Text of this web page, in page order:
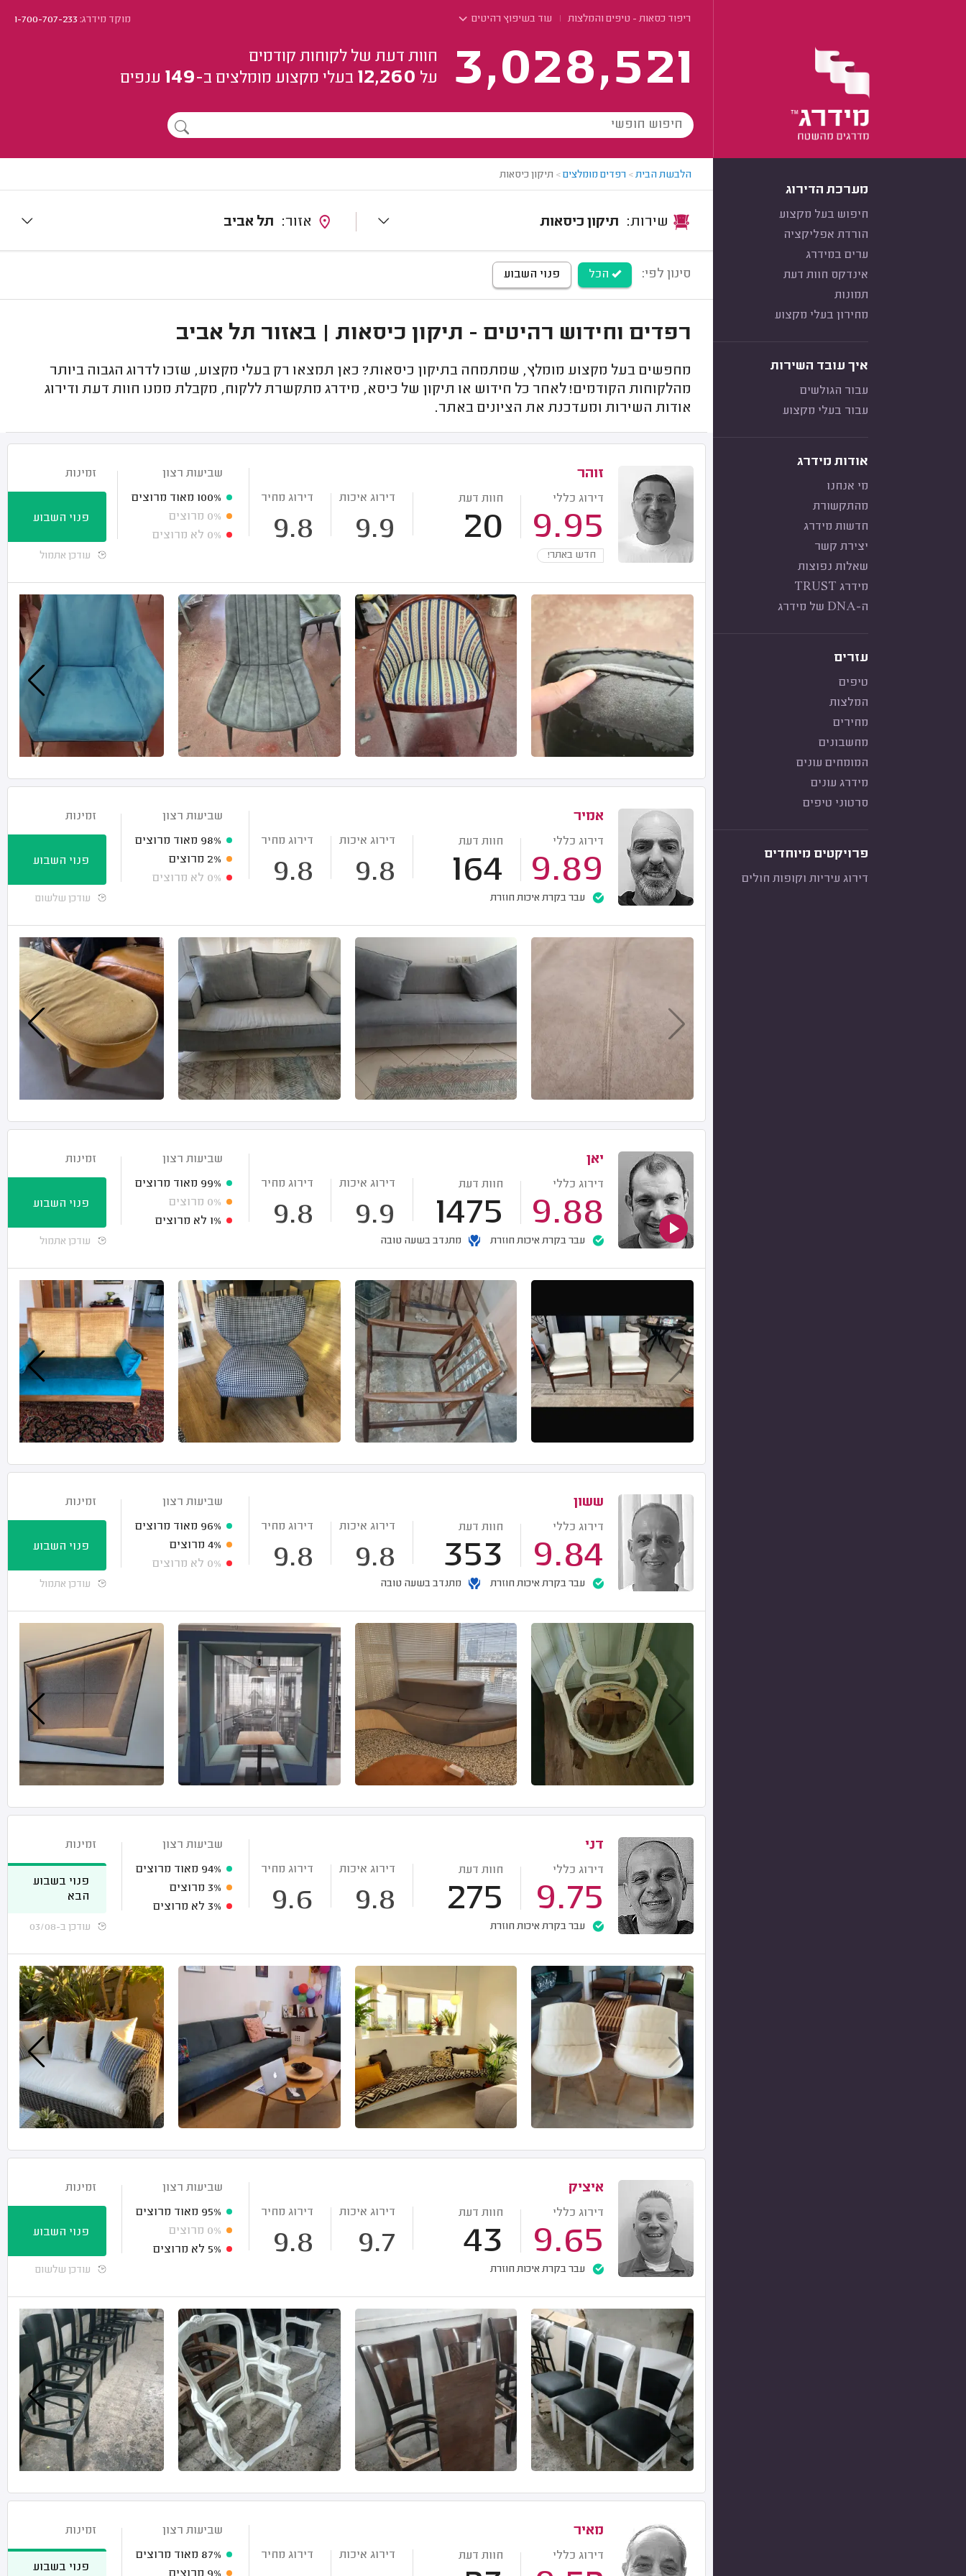
ריפוד כסאות - טיפים והמלצות עוד בשיפוץ רהיטים מוקד מידרג:1-700-707-233
3,028,521
חוות דעת של לקוחות קודמים
על 12,260 בעלי מקצוע מומלצים ב-149 ענפים
מערכת הדירוג
חיפוש בעל מקצוע
הורדת אפליקציה
ערים במידרג
אינדקס חוות דעת
תמונות
מחירון בעלי מקצוע
איך עובד השירות
עבור הגולשים
עבור בעלי מקצוע
אודות מידרג
מי אנחנו
מהתקשורת
חדשות מידרג
יצירת קשר
שאלות נפוצות
מידרג TRUST
ה-DNA של מידרג
עזרים
טיפים
המלצות
מחירים
מחשבונים
המומחים עונים
מידרג עונים
סרטוני טיפים
פרויקטים מיוחדים
דירוג עיריות וקופות חולים
הלבשת הבית> רפדים מומלצים> תיקון כיסאות
תיקון כיסאות תל אביב
סינון לפי: הכל פנוי השבוע
רפדים וחידוש רהיטים - תיקון כיסאות | באזור תל אביב
מחפשים בעל מקצוע מומלץ, שמתמחה בתיקון כיסאות? כאן תמצאו רק בעלי מקצוע, שזכו לדרוג הגבוה ביותר
מהלקוחות הקודמים! לאחר כל חידוש או תיקון של כיסא, מידרג מתקשרת ללקוח, מקבלת ממנו חוות דעת ודירוג
אודות השירות ומעדכנת את הציונים באתר.
זוהר
דירוג כללי
9.95
חוות דעת
20
דירוג איכות
9.9
דירוג מחיר
9.8
חדש באתר!
שביעות רצון
100% מאוד מרוצים
0% מרוצים
0% לא מרוצים
זמינות
פנוי השבוע
עודכן אתמול
אמיר
דירוג כללי
9.89
חוות דעת
164
דירוג איכות
9.8
דירוג מחיר
9.8
עבר בקרת איכות חוזרת
שביעות רצון
98% מאוד מרוצים
2% מרוצים
0% לא מרוצים
זמינות
פנוי השבוע
עודכן שלשום
יאן
דירוג כללי
9.88
חוות דעת
1475
דירוג איכות
9.9
דירוג מחיר
9.8
עבר בקרת איכות חוזרת מתנדב בשעה טובה
שביעות רצון
99% מאוד מרוצים
0% מרוצים
1% לא מרוצים
זמינות
פנוי השבוע
עודכן אתמול
ששון
דירוג כללי
9.84
חוות דעת
353
דירוג איכות
9.8
דירוג מחיר
9.8
עבר בקרת איכות חוזרת מתנדב בשעה טובה
שביעות רצון
96% מאוד מרוצים
4% מרוצים
0% לא מרוצים
זמינות
פנוי השבוע
עודכן אתמול
דני
דירוג כללי
9.75
חוות דעת
275
דירוג איכות
9.8
דירוג מחיר
9.6
עבר בקרת איכות חוזרת
שביעות רצון
94% מאוד מרוצים
3% מרוצים
3% לא מרוצים
זמינות
פנוי בשבוע
הבא
עודכן ב-03/08
איציק
דירוג כללי
9.65
חוות דעת
43
דירוג איכות
9.7
דירוג מחיר
9.8
עבר בקרת איכות חוזרת
שביעות רצון
95% מאוד מרוצים
0% מרוצים
5% לא מרוצים
זמינות
פנוי השבוע
עודכן שלשום
מאיר
דירוג כללי חוות דעת דירוג איכות דירוג מחיר
שביעות רצון
87% מאוד מרוצים
זמינות
פנוי בשבוע